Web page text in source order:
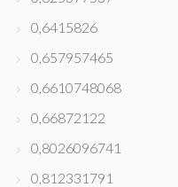
0,6415826
0,657957465
0,6610748068
0,66872122
0,8026096741
0,812331791